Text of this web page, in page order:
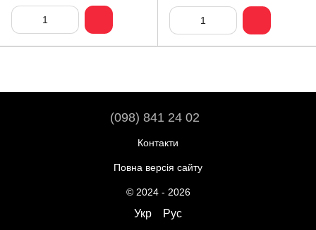
(098) 841 24 02
Контакти
Повна версія сайту
© 2024 - 2026
Укр Рус